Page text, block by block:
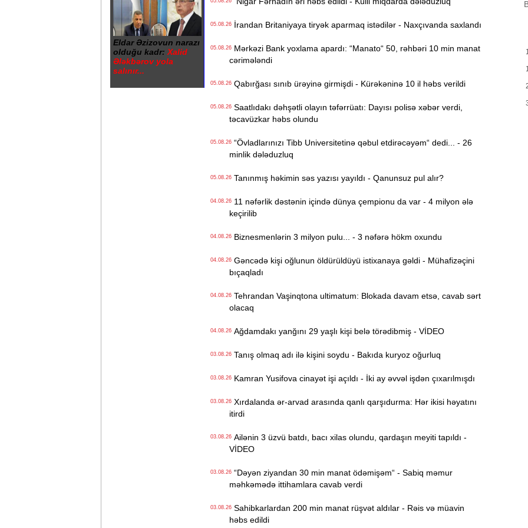
Eldar Əzizovun narazı
olduğu kadr: Xalid
Ələkbərov yola
salınır...
05.08.26İrandan Britaniyaya tiryək aparmaq istədilər - Naxçıvanda saxlandı
05.08.26Mərkəzi Bank yoxlama apardı: “Manato“ 50, rəhbəri 10 min manat
cərimələndi
05.08.26Qabırğası sınıb ürəyinə girmişdi - Kürəkəninə 10 il həbs verildi
05.08.26Saatlıdakı dəhşətli olayın təfərrüatı: Dayısı polisə xəbər verdi,
təcavüzkar həbs olundu
05.08.26“Övladlarınızı Tibb Universitetinə qəbul etdirəcəyəm“ dedi... - 26
minlik dələduzluq
05.08.26Tanınmış həkimin səs yazısı yayıldı - Qanunsuz pul alır?
04.08.2611 nəfərlik dəstənin içində dünya çempionu da var - 4 milyon ələ
keçirilib
04.08.26Biznesmenlərin 3 milyon pulu... - 3 nəfərə hökm oxundu
04.08.26Gəncədə kişi oğlunun öldürüldüyü istixanaya gəldi - Mühafizəçini
bıçaqladı
04.08.26Tehrandan Vaşinqtona ultimatum: Blokada davam etsə, cavab sərt
olacaq
04.08.26Ağdamdakı yanğını 29 yaşlı kişi belə törədibmiş - VİDEO
03.08.26Tanış olmaq adı ilə kişini soydu - Bakıda kuryoz oğurluq
03.08.26Kamran Yusifova cinayət işi açıldı - İki ay əvvəl işdən çıxarılmışdı
03.08.26Xırdalanda ər-arvad arasında qanlı qarşıdurma: Hər ikisi həyatını
itirdi
03.08.26Ailənin 3 üzvü batdı, bacı xilas olundu, qardaşın meyiti tapıldı -
VİDEO
03.08.26“Dəyən ziyandan 30 min manat ödəmişəm“ - Sabiq məmur
məhkəmədə ittihamlara cavab verdi
03.08.26Sahibkarlardan 200 min manat rüşvət aldılar - Rəis və müavin
həbs edildi